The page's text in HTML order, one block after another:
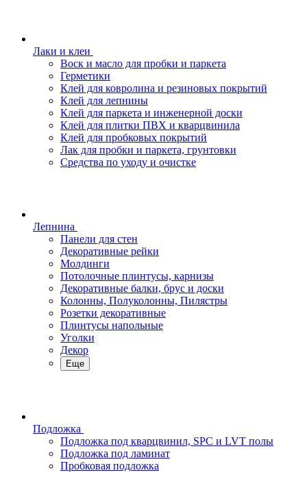
Лаки и клеи
Воск и масло для пробки и паркета
Герметики
Клей для ковролина и резиновых покрытий
Клей для лепнины
Клей для паркета и инженерной доски
Клей для плитки ПВХ и кварцвинила
Клей для пробковых покрытий
Лак для пробки и паркета, грунтовки
Средства по уходу и очистке
Лепнина
Панели для стен
Декоративные рейки
Молдинги
Потолочные плинтусы, карнизы
Декоративные балки, брус и доски
Колонны, Полуколонны, Пилястры
Розетки декоративные
Плинтусы напольные
Уголки
Декор
Еще
Подложка
Подложка под кварцвинил, SPC и LVT полы
Подложка под ламинат
Пробковая подложка